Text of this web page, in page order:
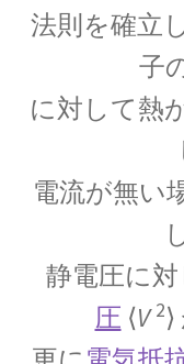
【量子力学
【ドップラー
法則を確立
子
に対して熱
電流が無い
静電圧に
圧 ⟨V 2